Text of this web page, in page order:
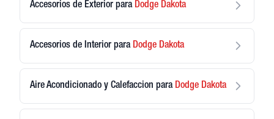
Accesorios de Exterior para Dodge Dakota
Accesorios de Interior para Dodge Dakota
Aire Acondicionado y Calefaccion para Dodge Dakota